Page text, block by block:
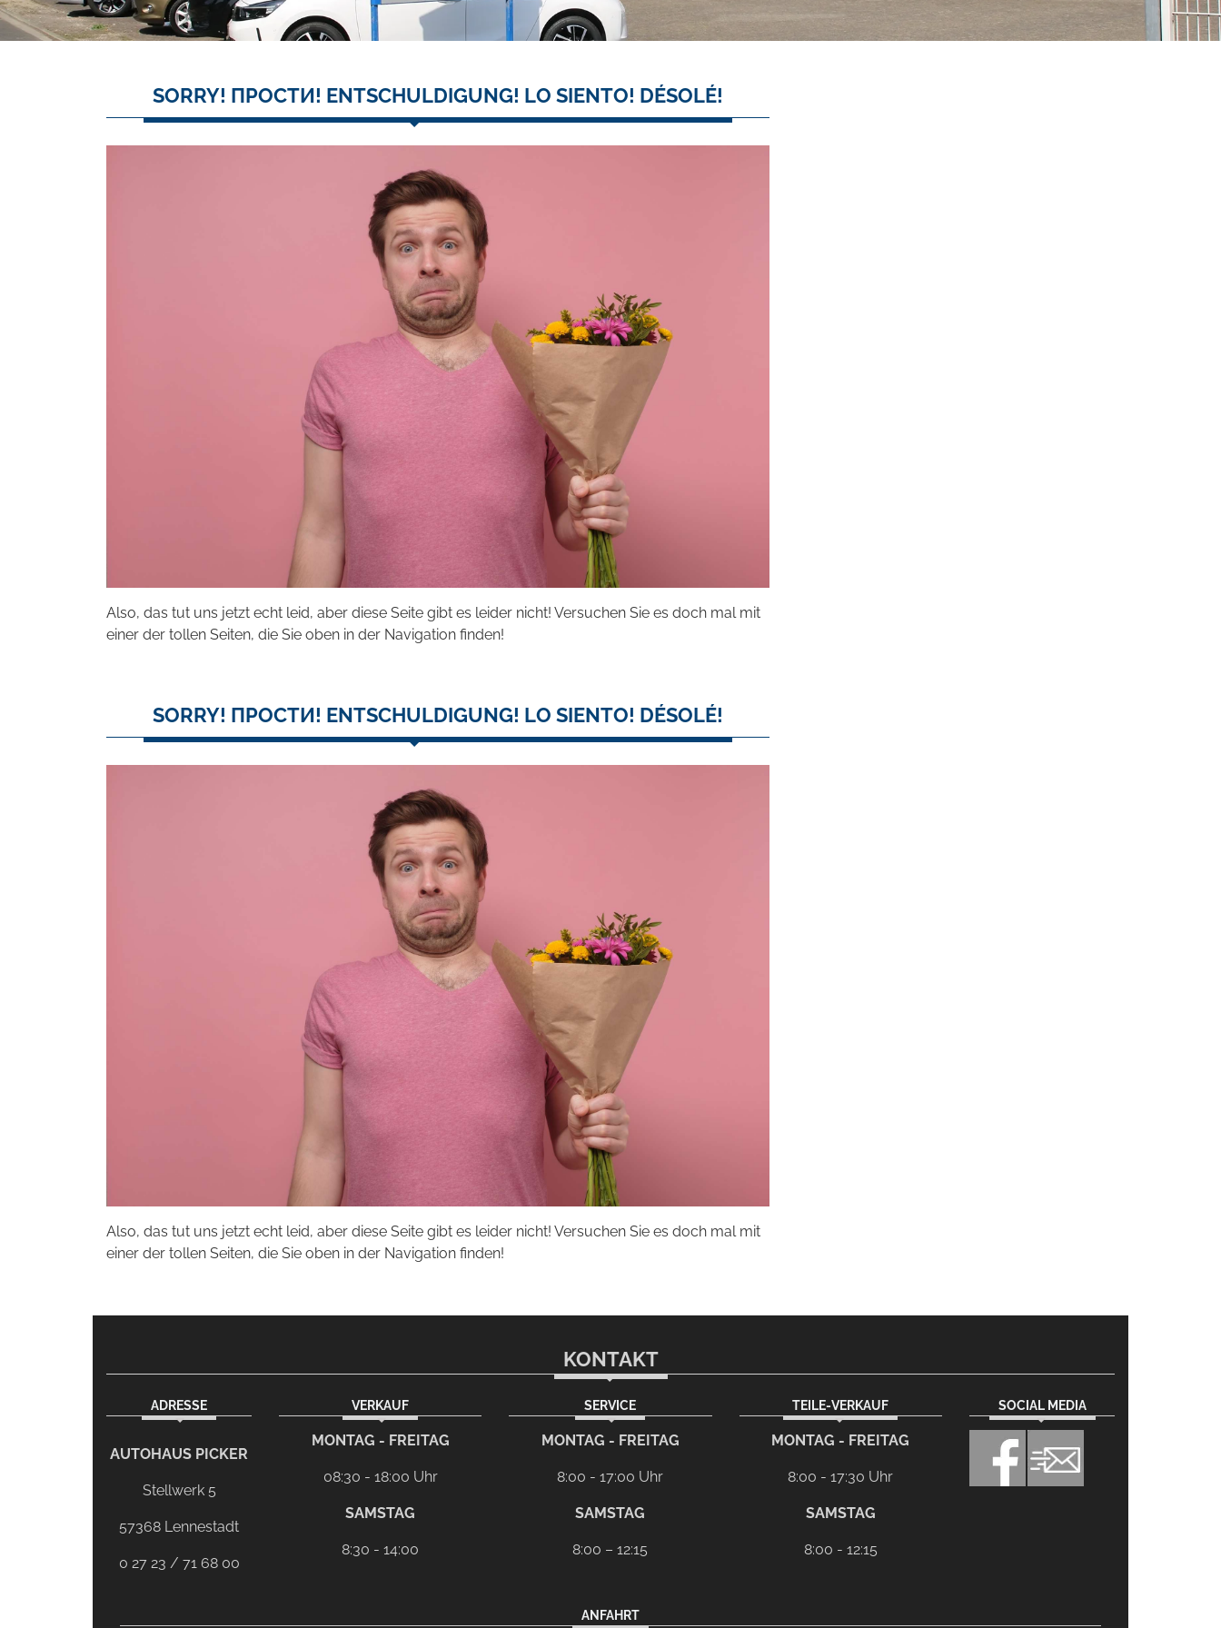
SORRY! ПРОСТИ! ENTSCHULDIGUNG! LO SIENTO! DÉSOLÉ!
Also, das tut uns jetzt echt leid, aber diese Seite gibt es leider nicht! Versuchen Sie es doch mal mit
einer der tollen Seiten, die Sie oben in der Navigation finden!
SORRY! ПРОСТИ! ENTSCHULDIGUNG! LO SIENTO! DÉSOLÉ!
Also, das tut uns jetzt echt leid, aber diese Seite gibt es leider nicht! Versuchen Sie es doch mal mit
einer der tollen Seiten, die Sie oben in der Navigation finden!
KONTAKT
ADRESSE
AUTOHAUS PICKER
Stellwerk 5
57368 Lennestadt
0 27 23 / 71 68 00
VERKAUF
MONTAG - FREITAG
08:30 - 18:00 Uhr
SAMSTAG
8:30 - 14:00
SERVICE
MONTAG - FREITAG
8:00 - 17:00 Uhr
SAMSTAG
8:00 – 12:15
TEILE-VERKAUF
MONTAG - FREITAG
8:00 - 17:30 Uhr
SAMSTAG
8:00 - 12:15
SOCIAL MEDIA
Dieser Link führt zu Ihrem eMail-Programm
ANFAHRT